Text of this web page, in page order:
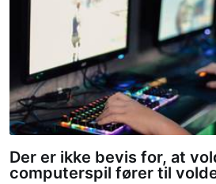
Der er ikke bevis for, at
computerspil fører til